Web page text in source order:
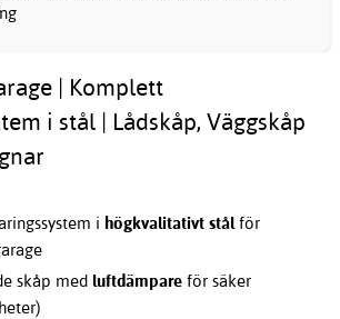
| Komplett
i stål | Lådskåp, Väggskåp
i högkvalitativt stål för
skåp med luftdämpare för säker